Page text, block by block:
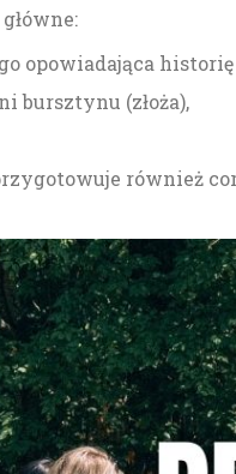
opowiadająca
bursztynu (złoża),
również